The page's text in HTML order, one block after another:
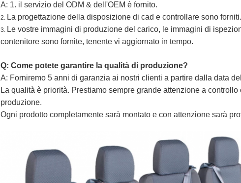
A: 1. il servizio del ODM & dell'OEM è fornito.
2. La progettazione della disposizione di cad e controllare sono forniti.
3. Le vostre immagini di produzione del carico, le immagini di
contenitore sono fornite, tenente vi aggiornato in tempo.
Q: Come potete garantire la qualità di produzione?
A: Forniremo 5 anni di garanzia ai nostri clienti a partire dalla data
La qualità è priorità. Prestiamo sempre grande attenzione a
produzione.
Ogni prodotto completamente sarà montato e con attenzione sarà